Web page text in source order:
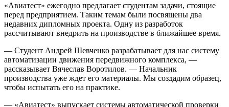
«Авиатест» ежегодно предлагает студентам задачи, стоящие
перед предприятием. Таким темам были посвящены два
недавних дипломных проекта. Одну из разработок
рассчитывают внедрить на производстве в ближайшее время.
— Студент Андрей Шевченко разрабатывает для нас систему
автоматизации движения передвижного комплекса, —
рассказывает Вячеслав Воротилов. — Начальник
производства уже ждет его материалы. Мы создадим образец,
чтобы испытать его на практике.
— «Авиатест» выпускает системы автоматической проверки